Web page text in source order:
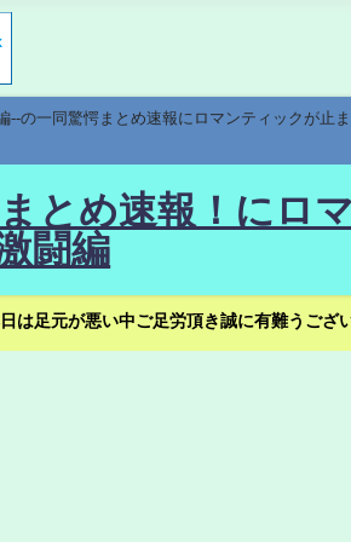
の一同驚愕まとめ速報にロマンティックが止
とめ速報！にロ
闘編
足元が悪い中ご足労頂き誠に有難うござ